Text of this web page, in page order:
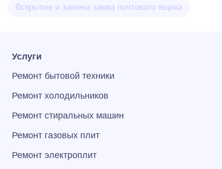
Вскрытие и замена замка почтового ящика
Услуги
Ремонт бытовой техники
Ремонт холодильников
Ремонт стиральных машин
Ремонт газовых плит
Ремонт электроплит